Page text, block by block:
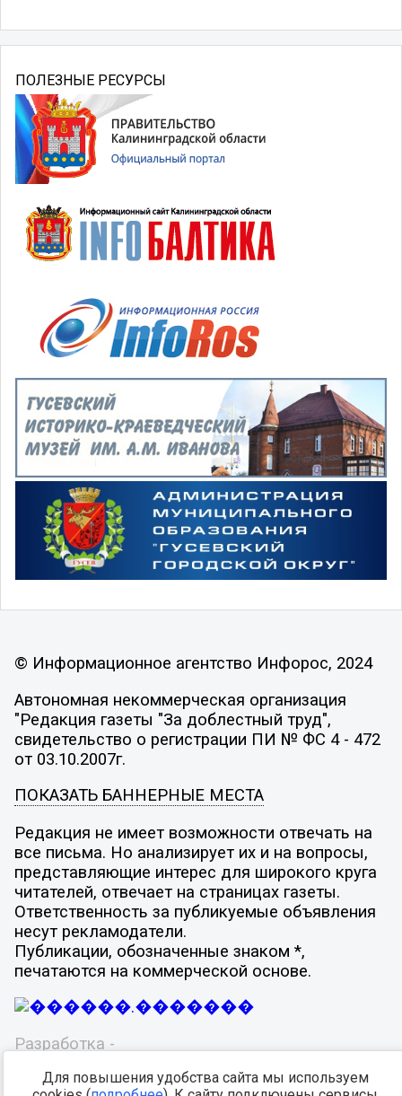
ПОЛЕЗНЫЕ РЕСУРСЫ
© Информационное агентство Инфорос, 2024
Автономная некоммерческая организация
"Редакция газеты "За доблестный труд",
свидетельство о регистрации ПИ № ФС 4 - 472
от 03.10.2007г.
ПОКАЗАТЬ БАННЕРНЫЕ МЕСТА
Редакция не имеет возможности отвечать на
все письма. Но анализирует их и на вопросы,
представляющие интерес для широкого круга
читателей, отвечает на страницах газеты.
Ответственность за публикуемые объявления
несут рекламодатели.
Публикации, обозначенные знаком *,
печатаются на коммерческой основе.
Разработка -
Для повышения удобства сайта мы используем